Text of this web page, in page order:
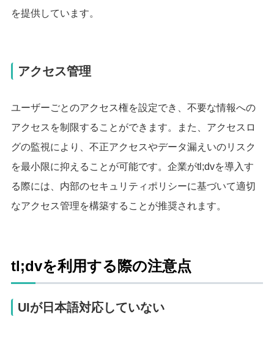
を提供しています。
アクセス管理
ユーザーごとのアクセス権を設定でき、不要な情報への
アクセスを制限することができます。また、アクセスロ
グの監視により、不正アクセスやデータ漏えいのリスク
を最小限に抑えることが可能です。企業がtl;dvを導入す
る際には、内部のセキュリティポリシーに基づいて適切
なアクセス管理を構築することが推奨されます。
tl;dvを利用する際の注意点
UIが日本語対応していない